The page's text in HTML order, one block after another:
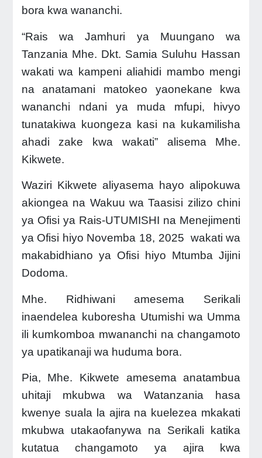
bora kwa wananchi.
“Rais wa Jamhuri ya Muungano wa
Tanzania Mhe. Dkt. Samia Suluhu Hassan
wakati wa kampeni aliahidi mambo mengi
na anatamani matokeo yaonekane kwa
wananchi ndani ya muda mfupi, hivyo
tunatakiwa kuongeza kasi na kukamilisha
ahadi zake kwa wakati” alisema Mhe.
Kikwete.
Waziri Kikwete aliyasema hayo alipokuwa
akiongea na Wakuu wa Taasisi zilizo chini
ya Ofisi ya Rais-UTUMISHI na Menejimenti
ya Ofisi hiyo Novemba 18, 2025 wakati wa
makabidhiano ya Ofisi hiyo Mtumba Jijini
Dodoma.
Mhe. Ridhiwani amesema Serikali
inaendelea kuboresha Utumishi wa Umma
ili kumkomboa mwananchi na changamoto
ya upatikanaji wa huduma bora.
Pia, Mhe. Kikwete amesema anatambua
uhitaji mkubwa wa Watanzania hasa
kwenye suala la ajira na kuelezea mkakati
mkubwa utakaofanywa na Serikali katika
kutatua changamoto ya ajira kwa